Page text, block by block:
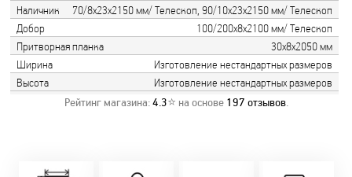
Наличник
70/8х23х2150 мм/ Телескоп, 90/10х23х2150 мм/ Телескоп
Добор
100/200х8х2100 мм/ Телескоп
Притворная планка
30х8х2050 мм
Ширина
Изготовление нестандартных размеров
Высота
Изготовление нестандартных размеров
Рейтинг магазина:4.3⭐ на основе 197 отзывов.
Замер бесплатно!